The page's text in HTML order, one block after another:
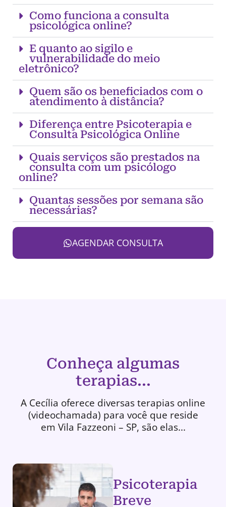
Como funciona a consulta
psicológica online?
E quanto ao sigilo e
vulnerabilidade do meio
eletrônico?
Quem são os beneficiados com o
atendimento à distância?
Diferença entre Psicoterapia e
Consulta Psicológica Online
Quais serviços são prestados na
consulta com um psicólogo
online?
Quantas sessões por semana são
necessárias?
AGENDAR CONSULTA
Conheça algumas
terapias...
A Cecília oferece diversas terapias online
(videochamada) para você que reside
em Vila Fazzeoni – SP, são elas...
Psicoterapia
Breve